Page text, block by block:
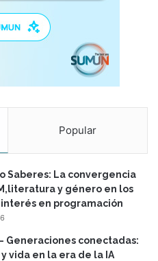
Popular
Saberes: La convergencia
y género en los
en programación
Generaciones conectadas:
vida en la era de la IA